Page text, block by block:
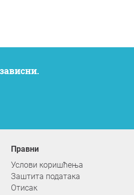
Правни
Услови коришћења
Заштита података
Отисак